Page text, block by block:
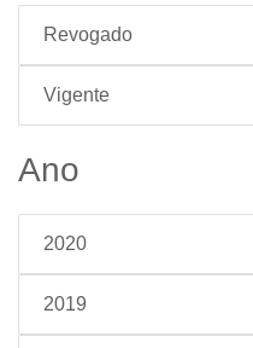
Revogado
Vigente
Ano
2020
2019